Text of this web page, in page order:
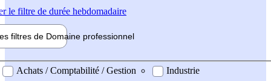
le filtre de durée hebdomadaire
filtres de Domaine professionnel
professionel
Achats / Comptabilité / Gestion
Industrie